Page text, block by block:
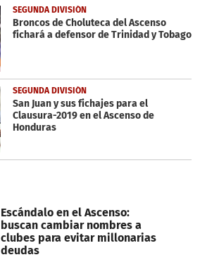
SEGUNDA DIVISIÓN
Broncos de Choluteca del Ascenso
fichará a defensor de Trinidad y Tobago
SEGUNDA DIVISIÓN
San Juan y sus fichajes para el
Clausura-2019 en el Ascenso de
Honduras
Escándalo en el Ascenso:
buscan cambiar nombres a
clubes para evitar millonarias
deudas